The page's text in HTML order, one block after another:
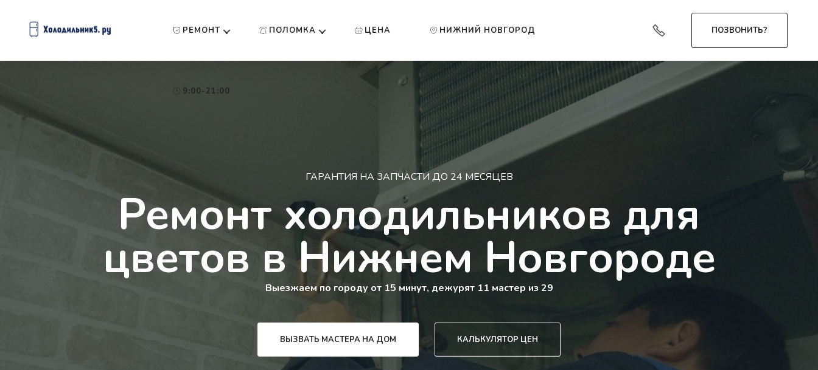
РЕМОНТ ПОЛОМКА ЦЕНА НИЖНИЙ НОВГОРОД
9:00-21:00
ПОЗВОНИТЬ?
ГАРАНТИЯ НА ЗАПЧАСТИ ДО 24 МЕСЯЦЕВ
Ремонт холодильников для
цветов в Нижнем Новгороде
Выезжаем по городу от 15 минут, дежурят 11 мастер из 29
ВЫЗВАТЬ МАСТЕРА НА ДОМ КАЛЬКУЛЯТОР ЦЕН